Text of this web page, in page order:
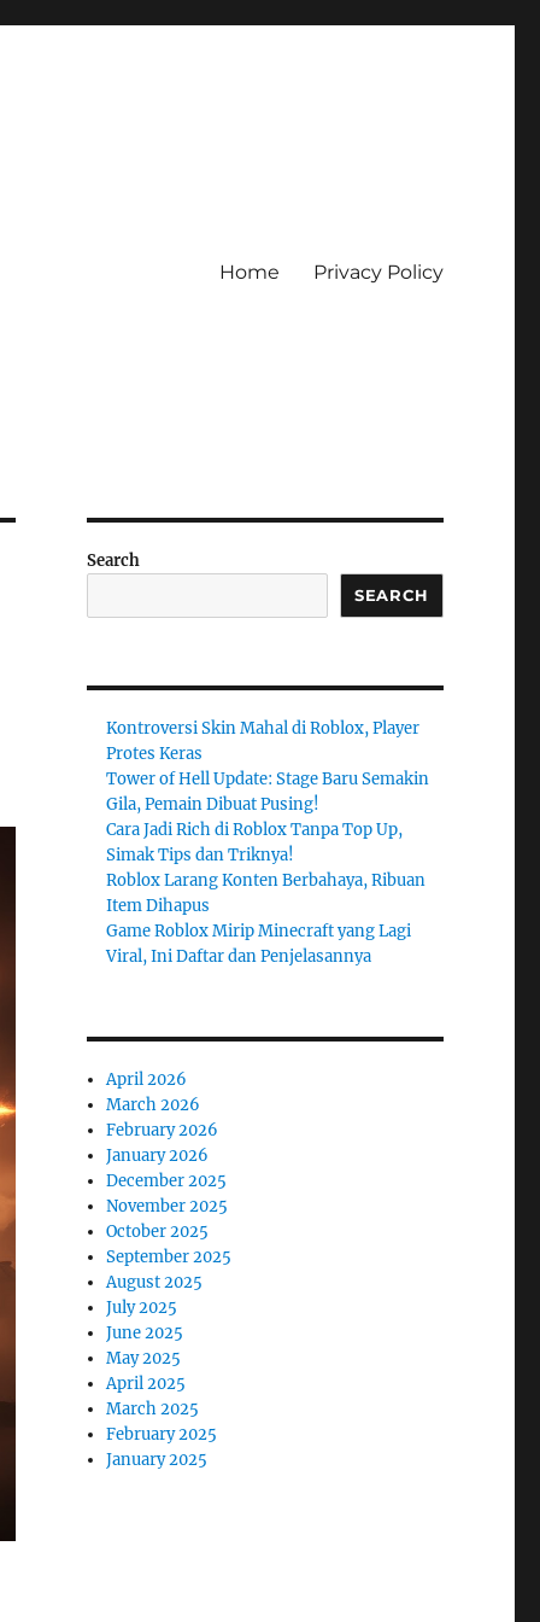
Home Privacy Policy
Search
SEARCH
Kontroversi Skin Mahal di Roblox, Player
Protes Keras
Tower of Hell Update: Stage Baru Semakin
Gila, Pemain Dibuat Pusing!
Cara Jadi Rich di Roblox Tanpa Top Up,
Simak Tips dan Triknya!
Roblox Larang Konten Berbahaya, Ribuan
Item Dihapus
Game Roblox Mirip Minecraft yang Lagi
Viral, Ini Daftar dan Penjelasannya
April 2026
March 2026
February 2026
January 2026
December 2025
November 2025
October 2025
September 2025
August 2025
July 2025
June 2025
May 2025
April 2025
March 2025
February 2025
January 2025